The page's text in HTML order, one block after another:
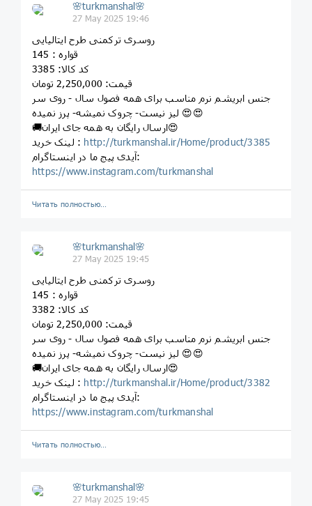
🌸turkmanshal🌸
27 May 2025 19:46
روسری ترکمنی طرح ایتالیایی
قواره : 145
کد کالا: 3385
قیمت: 2,250,000 تومان
جنس ابریشم نرم مناسب برای همه فصول سال - روی سر
لیز نیست- چروک نمیشه- پرز نمیده 😍😍
🚚ارسال رایگان به همه جای ایران😍
لینک خرید : http://turkmanshal.ir/Home/product/3385
آیدی پیج ما در اینستاگرام:
https://www.instagram.com/turkmanshal
Читать полностью…
🌸turkmanshal🌸
27 May 2025 19:45
روسری ترکمنی طرح ایتالیایی
قواره : 145
کد کالا: 3382
قیمت: 2,250,000 تومان
جنس ابریشم نرم مناسب برای همه فصول سال - روی سر
لیز نیست- چروک نمیشه- پرز نمیده 😍😍
🚚ارسال رایگان به همه جای ایران😍
لینک خرید : http://turkmanshal.ir/Home/product/3382
آیدی پیج ما در اینستاگرام:
https://www.instagram.com/turkmanshal
Читать полностью…
🌸turkmanshal🌸
27 May 2025 19:45